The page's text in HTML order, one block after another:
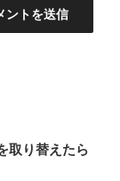
取り替えたら